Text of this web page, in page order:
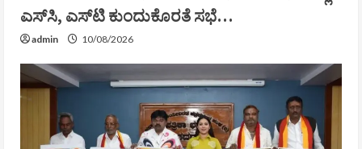
ಎಸ್‌ಸಿ, ಎಸ್‌ಟಿ ಕುಂದುಕೊರತೆ ಸಭೆ…
admin 10/08/2026